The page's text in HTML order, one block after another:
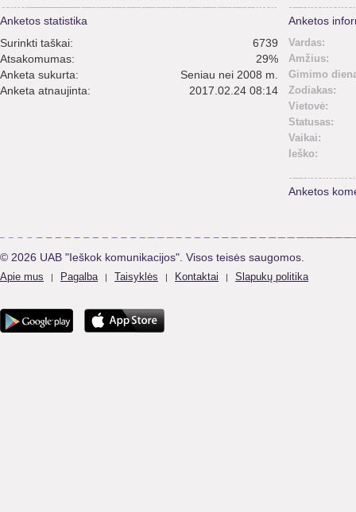
Anketos statistika
Surinkti taškai:
6739
Atsakomumas:
29%
Anketa sukurta:
Seniau nei 2008 m.
Anketa atnaujinta:
2017.02.24 08:14
Anketos
Vardas:
Amžius:
Gimimo
Zodiakas:
Vietovė:
Statusas:
Vaikai:
Ieško:
Anketos
© 2026 UAB "Ieškok komunikacijos". Visos teisės saugomos.
Apie mus | Pagalba | Taisyklės | Kontaktai | Slapukų politika